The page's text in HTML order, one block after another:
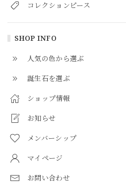
コレクションピース
SHOP INFO
人気の色から選ぶ
誕生石を選ぶ
ショップ情報
お知らせ
メンバーシップ
マイページ
お問い合わせ